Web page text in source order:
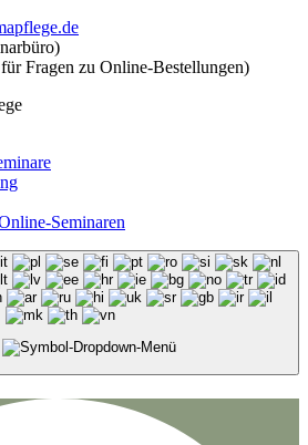
Fragen zu Online-Bestellungen)
Seminaren